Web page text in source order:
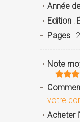
Année
Edition :
Pages :
Note
votre
Acheter